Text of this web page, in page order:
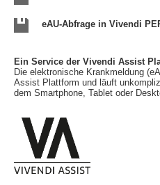
eAU-Abfrage in Vivendi
Ein Service der Vivendi Assist
Die elektronische Krankmeldung
Assist Plattform und läuft
dem Smartphone, Tablet oder